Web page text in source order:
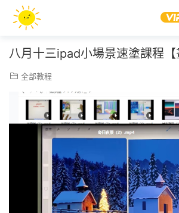
八月十三ipad小場景速塗課程【
全部教程